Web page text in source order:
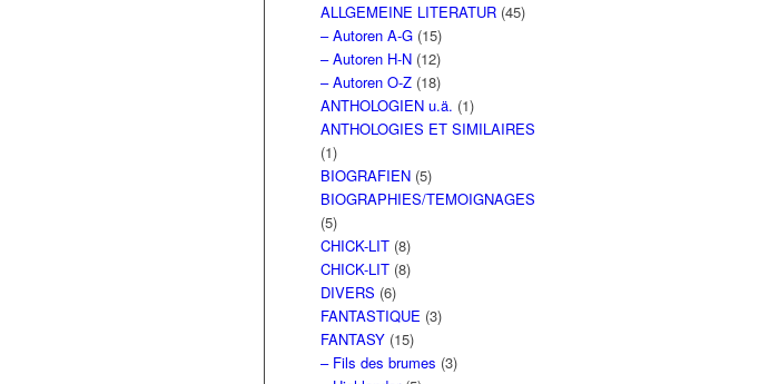
ALLGEMEINE LITERATUR (45)
– Autoren A-G (15)
– Autoren H-N (12)
– Autoren O-Z (18)
ANTHOLOGIEN u.ä. (1)
ANTHOLOGIES ET SIMILAIRES
(1)
BIOGRAFIEN (5)
BIOGRAPHIES/TEMOIGNAGES
(5)
CHICK-LIT (8)
CHICK-LIT (8)
DIVERS (6)
FANTASTIQUE (3)
FANTASY (15)
– Fils des brumes (3)